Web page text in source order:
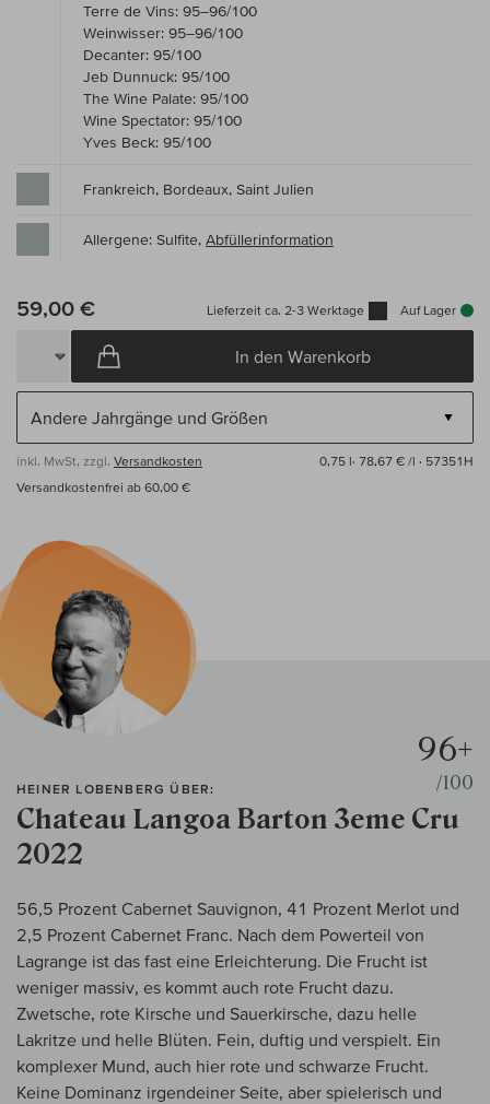
Terre de Vins: 95–96/100
Weinwisser: 95–96/100
Decanter: 95/100
Jeb Dunnuck: 95/100
The Wine Palate: 95/100
Wine Spectator: 95/100
Yves Beck: 95/100
Frankreich, Bordeaux, Saint Julien
Allergene: Sulfite, Abfüllerinformation
59,00 € Lieferzeit ca. 2-3 Werktage Auf Lager
In den Warenkorb
inkl. MwSt, zzgl. Versandkosten 0,75 l· 78,67 € /l · 57351H
Versandkostenfrei ab 60,00 €
HEINER LOBENBERG ÜBER:
Chateau Langoa Barton 3eme Cru
2022
96+
/100
56,5 Prozent Cabernet Sauvignon, 41 Prozent Merlot und
2,5 Prozent Cabernet Franc. Nach dem Powerteil von
Lagrange ist das fast eine Erleichterung. Die Frucht ist
weniger massiv, es kommt auch rote Frucht dazu.
Zwetsche, rote Kirsche und Sauerkirsche, dazu helle
Lakritze und helle Blüten. Fein, duftig und verspielt. Ein
komplexer Mund, auch hier rote und schwarze Frucht.
Keine Dominanz irgendeiner Seite, aber spielerisch und